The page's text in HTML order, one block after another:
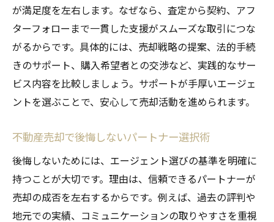
が満足度を左右します。なぜなら、査定から契約、アフ
ターフォローまで一貫した支援がスムーズな取引につな
がるからです。具体的には、売却戦略の提案、法的手続
きのサポート、購入希望者との交渉など、実践的なサー
ビス内容を比較しましょう。サポートが手厚いエージェ
ントを選ぶことで、安心して売却活動を進められます。
不動産売却で後悔しないパートナー選択術
後悔しないためには、エージェント選びの基準を明確に
持つことが大切です。理由は、信頼できるパートナーが
売却の成否を左右するからです。例えば、過去の評判や
地元での実績、コミュニケーションの取りやすさを重視